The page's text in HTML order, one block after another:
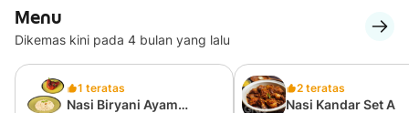
Menu
Dikemas kini pada 4 bulan yang lalu
1 teratas
Nasi Biryani Ayam
2 teratas
Nasi Kandar Set A